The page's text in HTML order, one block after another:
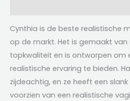
Cynthia is de beste realistische
op de markt. Het is gemaakt
topkwaliteit en is ontworpen om
realistische ervaring te bieden.
zijdeachtig, en ze heeft een
voorzien van een realistische